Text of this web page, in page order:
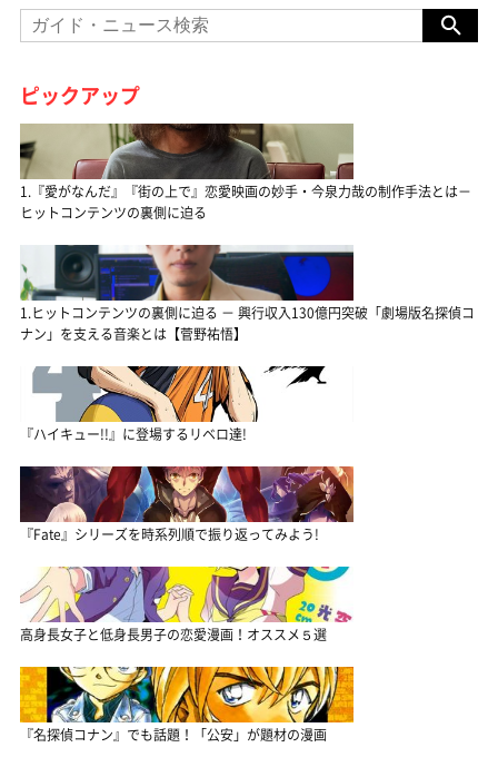
ピックアップ
1.『愛がなんだ』『街の上で』恋愛映画の妙手・今泉力哉の制作手法とは－
ヒットコンテンツの裏側に迫る
1.ヒットコンテンツの裏側に迫る － 興行収入130億円突破「劇場版名探偵コ
ナン」を支える音楽とは【菅野祐悟】
『ハイキュー!!』に登場するリベロ達!
『Fate』シリーズを時系列順で振り返ってみよう!
高身長女子と低身長男子の恋愛漫画！オススメ５選
『名探偵コナン』でも話題！「公安」が題材の漫画